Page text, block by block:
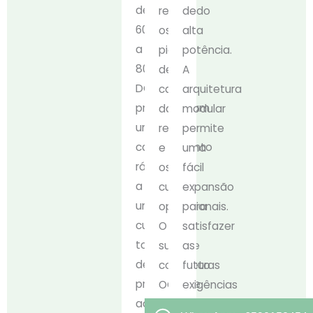
de
60kW
a
80kW
DC
proporcionam
um
carregamento
rápido
a
um
custo
total
de
propriedade
acessível.
reduzindo
os
picos
de
carga
da
rede
e
os
custos
operacionais.
O
suporte
completo
OCPP
de
alta
potência.
A
arquitetura
modular
permite
uma
fácil
expansão
para
satisfazer
as
futuras
exigências